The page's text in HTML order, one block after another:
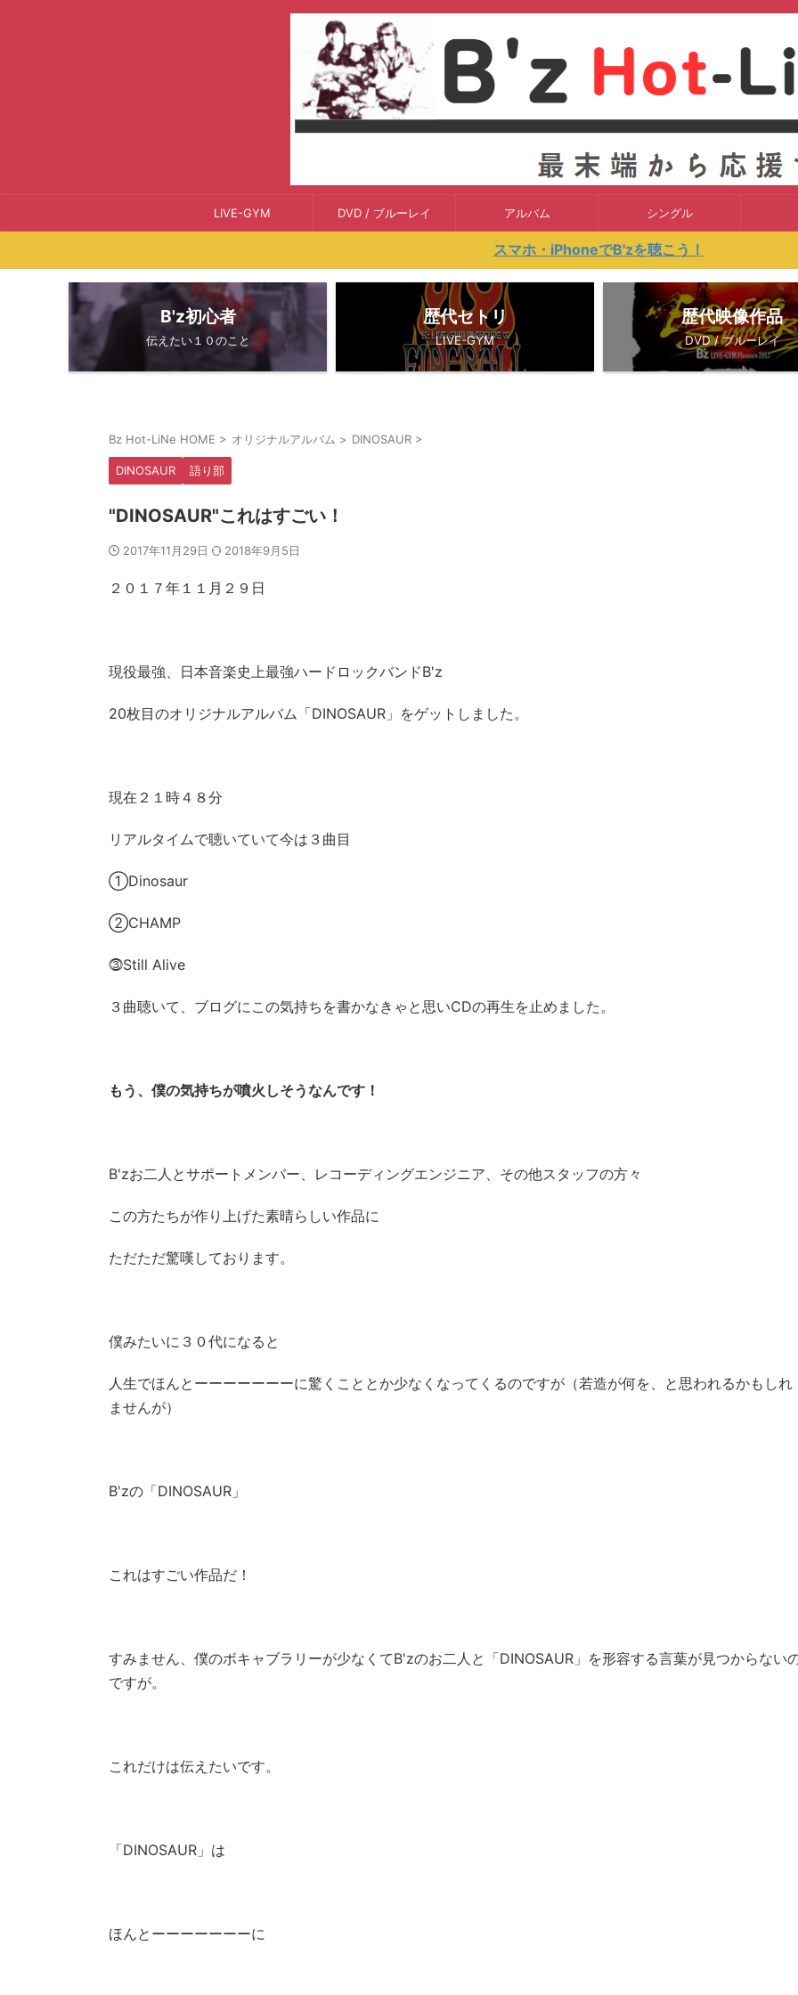
LIVE-GYM DVD / ブルーレイ アルバム シングル
スマホ・iPhoneでB'zを聴こう！
B'z初心者
伝えたい１０のこと
歴代セトリ
LIVE-GYM
歴代映像作品
DVD / ブルーレイ
Bz Hot-LiNe HOME > オリジナルアルバム > DINOSAUR >
DINOSAUR 語り部
"DINOSAUR"これはすごい！
2017年11月29日 2018年9月5日
２０１７年１１月２９日
現役最強、日本音楽史上最強ハードロックバンドB'z
20枚目のオリジナルアルバム「DINOSAUR」をゲットしました。
現在２１時４８分
リアルタイムで聴いていて今は３曲目
①Dinosaur
②CHAMP
⓷Still Alive
３曲聴いて、ブログにこの気持ちを書かなきゃと思いCDの再生を止めました。
もう、僕の気持ちが噴火しそうなんです！
B'zお二人とサポートメンバー、レコーディングエンジニア、その他スタッフの方々
この方たちが作り上げた素晴らしい作品に
ただただ驚嘆しております。
僕みたいに３０代になると
人生でほんとーーーーーーーに驚くこととか少なくなってくるのですが（若造が何を、と思われるかもしれ
ませんが）
B'zの「DINOSAUR」
これはすごい作品だ！
すみません、僕のボキャブラリーが少なくてB'zのお二人と「DINOSAUR」を形容する言葉が見つからない
ですが。
これだけは伝えたいです。
「DINOSAUR」は
ほんとーーーーーーーに